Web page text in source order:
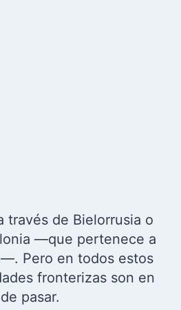
través de Bielorrusia o
—que pertenece a
Pero en todos estos
fronterizas son en
pasar.